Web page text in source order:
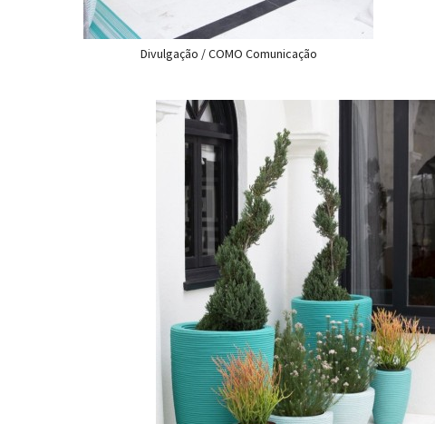
Divulgação / COMO Comunicação